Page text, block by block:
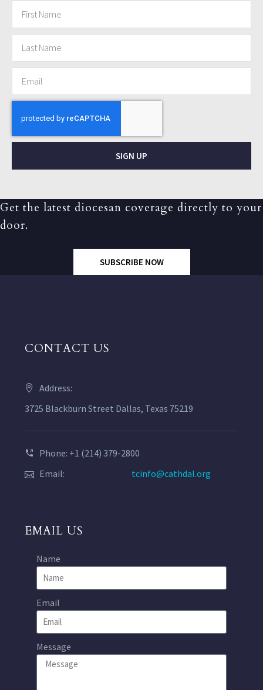
SIGN UP
Get the latest diocesan coverage directly to your
door.
SUBSCRIBE NOW
CONTACT US
Address:
3725 Blackburn Street Dallas, Texas 75219
Phone: +1 (214) 379-2800
Email:
tcinfo@cathdal.org
EMAIL US
Name
Email
Message